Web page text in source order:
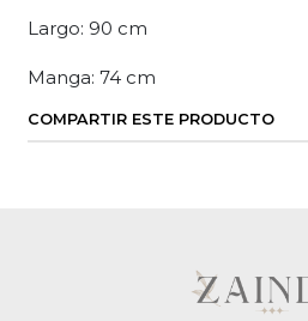
Largo: 90 cm
Manga: 74 cm
COMPARTIR ESTE PRODUCTO